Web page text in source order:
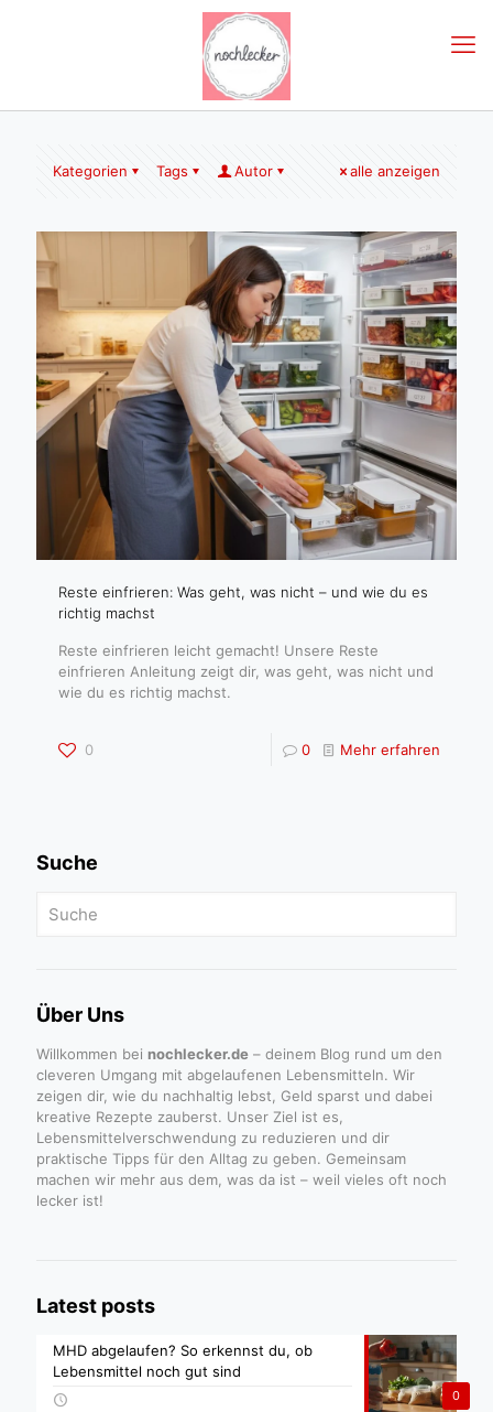
Kategorien Tags Autor alle anzeigen
Reste einfrieren: Was geht, was nicht – und wie du es
richtig machst
Reste einfrieren leicht gemacht! Unsere Reste
einfrieren Anleitung zeigt dir, was geht, was nicht und
wie du es richtig machst.
0 0 Mehr erfahren
Suche
Über Uns
Willkommen bei nochlecker.de – deinem Blog rund um den
cleveren Umgang mit abgelaufenen Lebensmitteln. Wir
zeigen dir, wie du nachhaltig lebst, Geld sparst und dabei
kreative Rezepte zauberst. Unser Ziel ist es,
Lebensmittelverschwendung zu reduzieren und dir
praktische Tipps für den Alltag zu geben. Gemeinsam
machen wir mehr aus dem, was da ist – weil vieles oft noch
lecker ist!
Latest posts
0
MHD abgelaufen? So erkennst du, ob
Lebensmittel noch gut sind